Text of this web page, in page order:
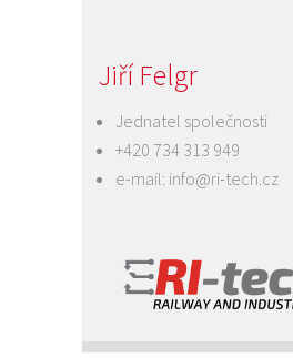
Jiří Felgr
Jednatel společnosti
+420 734 313 949
e-mail: info@ri-tech.cz